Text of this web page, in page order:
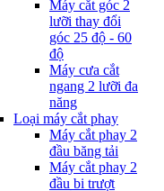
Máy cắt góc 2
lưỡi thay đổi
góc 25 độ - 60
độ
Máy cưa cắt
ngang 2 lưỡi đa
năng
Loại máy cắt phay
Máy cắt phay 2
đầu băng tải
Máy cắt phay 2
đầu bi trượt